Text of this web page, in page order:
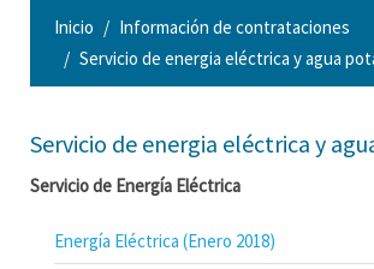
Inicio
Información de contrataciones
Servicio de energia eléctrica y agua
Servicio de energia eléctrica y
Servicio de Energía Eléctrica
Energía Eléctrica (Enero 2018)